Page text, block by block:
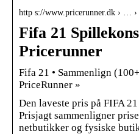
http s://www.pricerunner.dk › …
Fifa 21
Pricerunner
Fifa 21 • Sammenlign
PriceRunner »
Den laveste pris på FIFA
Prisjagt sammenligner
netbutikker og fysiske